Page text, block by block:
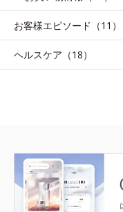
お客様エピソード（11）
ヘルスケア（18）